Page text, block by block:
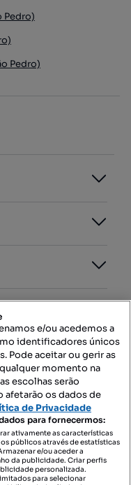
Pedro)
Pedro)
e/ou acedemos a
identificadores únicos
Pode aceitar ou gerir as
momento na
escolhas serão
afetarão os dados de
de Privacidade
para fornecermos:
ativamente as características
públicos através de estatísticas
e/ou aceder a
da publicidade. Criar perfis
personalizada.
para selecionar